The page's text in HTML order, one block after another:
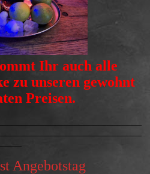
Ihr auch alle
zu unseren gewohnt
Preisen.
Angebotstag